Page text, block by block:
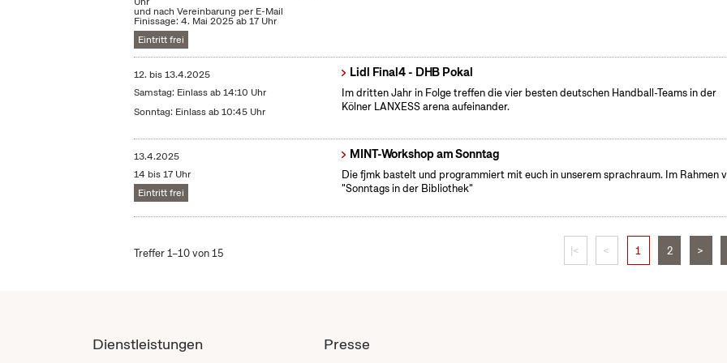
und nach Vereinbarung per E-Mail
Finissage: 4. Mai 2025 ab 17 Uhr
Eintritt frei
12. bis13.4.2025
Samstag: Einlass ab 14:10 Uhr
Sonntag: Einlass ab 10:45 Uhr
Lidl Final4 - DHB Pokal
Im dritten Jahr in Folge treffen die vier besten deutschen Handball-Teams in der
Kölner LANXESS arena aufeinander.
13.4.2025
14 bis 17 Uhr
Eintritt frei
MINT-Workshop am Sonntag
Die fjmk bastelt und programmiert mit euch in unserem sprachraum. Im Rahmen
"Sonntags in der Bibliothek"
Treffer 1–10 von 15 |< < 1 2 >
Dienstleistungen Presse